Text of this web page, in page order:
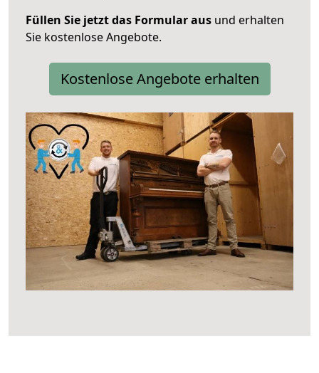
Füllen Sie jetzt das Formular aus und erhalten
Sie kostenlose Angebote.
Kostenlose Angebote erhalten